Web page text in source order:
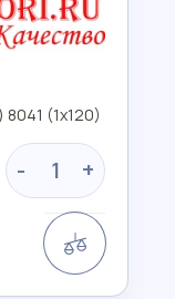
(1х120)
- +